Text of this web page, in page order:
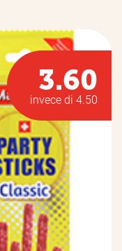
3.60
invece di 4.50